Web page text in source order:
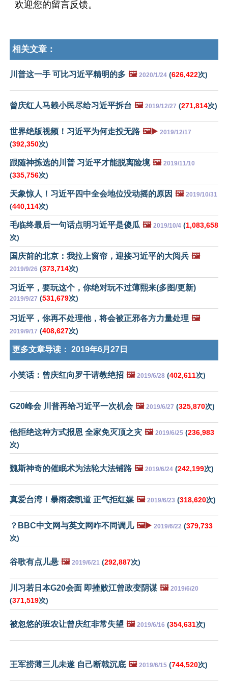
欢迎您的留言反馈。
相关文章：
川普这一手 可比习近平精明的多 🖼️ 2020/1/24 (626,422次)
曾庆红人马赖小民尽给习近平拆台 🖼️ 2019/12/27 (271,814次)
世界绝版视频！习近平为何走投无路 🖼️▶️ 2019/12/17
(392,350次)
跟随神拣选的川普 习近平才能脱离险境 🖼️ 2019/11/10
(335,756次)
天象惊人！习近平四中全会地位没动摇的原因 🖼️ 2019/10/31
(440,114次)
毛临终最后一句话点明习近平是傻瓜 🖼️ 2019/10/4 (1,083,658
次)
国庆前的北京：我拉上窗帘，迎接习近平的大阅兵 🖼️
2019/9/26 (373,714次)
习近平，要玩这个，你绝对玩不过薄熙来(多图/更新)
2019/9/27 (531,679次)
习近平，你再不处理他，将会被正邪各方力量处理 🖼️
2019/9/17 (408,627次)
更多文章导读： 2019年6月27日
小笑话：曾庆红向罗干请教绝招 🖼️ 2019/6/28 (402,611次)
G20峰会 川普再给习近平一次机会 🖼️ 2019/6/27 (325,870次)
他拒绝这种方式报恩 全家免灭顶之灾 🖼️ 2019/6/25 (236,983
次)
魏斯神奇的催眠术为法轮大法铺路 🖼️ 2019/6/24 (242,199次)
真爱台湾！暴雨袭凯道 正气拒红媒 🖼️ 2019/6/23 (318,620次)
？BBC中文网与英文网咋不同调儿 🖼️▶️ 2019/6/22 (379,733
次)
谷歌有点儿悬 🖼️ 2019/6/21 (292,887次)
川习若日本G20会面 即挫败江曾政变阴谋 🖼️ 2019/6/20
(371,519次)
被忽悠的班农让曾庆红非常失望 🖼️ 2019/6/16 (354,631次)
王军捞薄三儿未遂 自己断戟沉底 🖼️ 2019/6/15 (744,520次)